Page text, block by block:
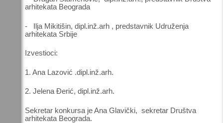
arhitekata Beograda
- Ilja Mikitišin, dipl.inž.arh , predstavnik Udruženja
arhitekata Srbije
Izvestioci:
1. Ana Lazović .dipl.inž.arh.
2. Jelena Đerić, dipl.inž.arh.
Sekretar konkursa je Ana Glavički, sekretar Društva
arhitekata Beograda.